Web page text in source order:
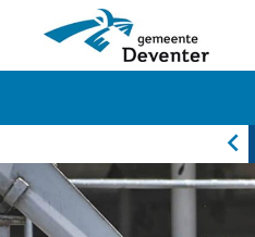
Algemeen Financiën
Producten